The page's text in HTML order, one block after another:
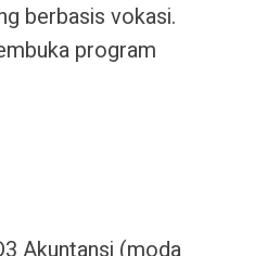
berbasis vokasi.
program